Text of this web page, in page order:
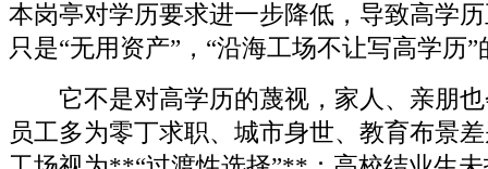
本岗亭对学历要求进一步降低，导致高学
只是“无用资产”，“沿海工场不让写高学历”
它不是对高学历的蔑视，家人、亲朋也
员工多为零丁求职、城市身世、教育布景